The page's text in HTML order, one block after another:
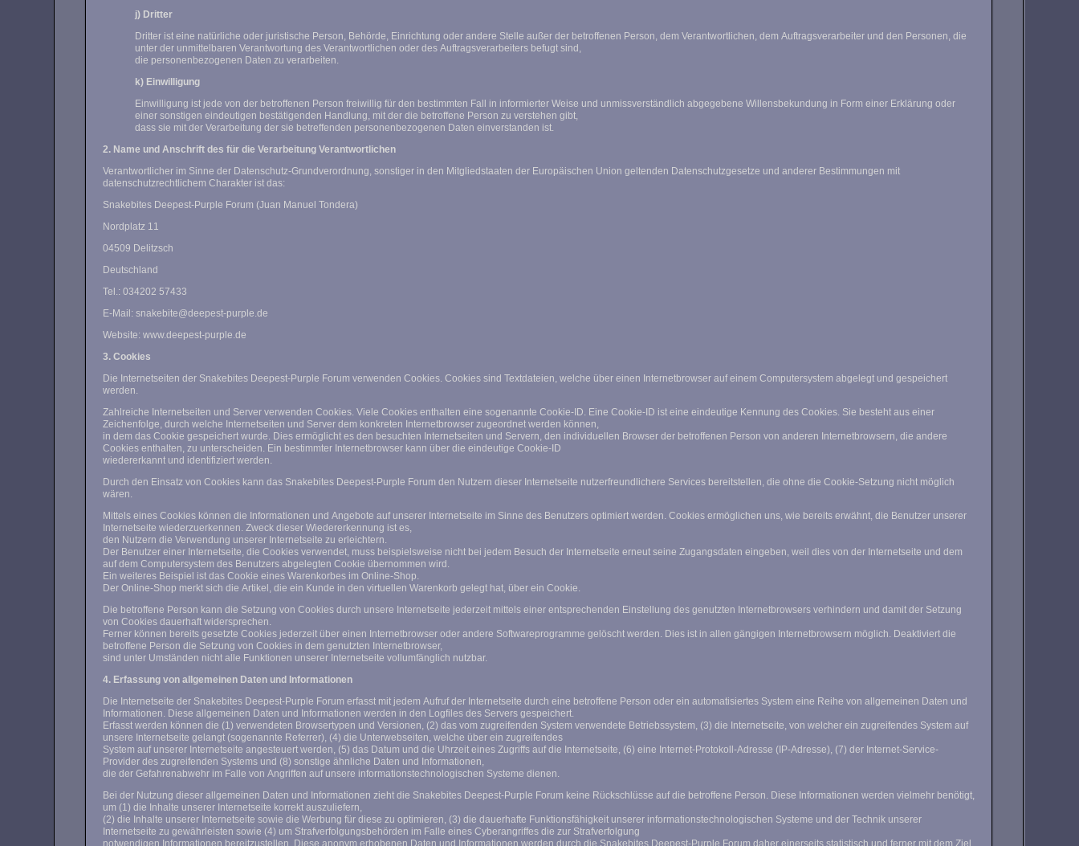
j) Dritter
Dritter ist eine natürliche oder juristische Person, Behörde, Einrichtung oder andere Stelle außer der betroffenen Person, dem Verantwortlichen, dem Auftragsverarbeiter und den Personen, die
unter der unmittelbaren Verantwortung des Verantwortlichen oder des Auftragsverarbeiters befugt sind,
die personenbezogenen Daten zu verarbeiten.
k) Einwilligung
Einwilligung ist jede von der betroffenen Person freiwillig für den bestimmten Fall in informierter Weise und unmissverständlich abgegebene Willensbekundung in Form einer Erklärung oder
einer sonstigen eindeutigen bestätigenden Handlung, mit der die betroffene Person zu verstehen gibt,
dass sie mit der Verarbeitung der sie betreffenden personenbezogenen Daten einverstanden ist.
2. Name und Anschrift des für die Verarbeitung Verantwortlichen
Verantwortlicher im Sinne der Datenschutz-Grundverordnung, sonstiger in den Mitgliedstaaten der Europäischen Union geltenden Datenschutzgesetze und anderer Bestimmungen mit
datenschutzrechtlichem Charakter ist das:
Snakebites Deepest-Purple Forum (Juan Manuel Tondera)
Nordplatz 11
04509 Delitzsch
Deutschland
Tel.: 034202 57433
E-Mail: snakebite@deepest-purple.de
Website: www.deepest-purple.de
3. Cookies
Die Internetseiten der Snakebites Deepest-Purple Forum verwenden Cookies. Cookies sind Textdateien, welche über einen Internetbrowser auf einem Computersystem abgelegt und gespeichert
werden.
Zahlreiche Internetseiten und Server verwenden Cookies. Viele Cookies enthalten eine sogenannte Cookie-ID. Eine Cookie-ID ist eine eindeutige Kennung des Cookies. Sie besteht aus einer
Zeichenfolge, durch welche Internetseiten und Server dem konkreten Internetbrowser zugeordnet werden können,
in dem das Cookie gespeichert wurde. Dies ermöglicht es den besuchten Internetseiten und Servern, den individuellen Browser der betroffenen Person von anderen Internetbrowsern, die andere
Cookies enthalten, zu unterscheiden. Ein bestimmter Internetbrowser kann über die eindeutige Cookie-ID
wiedererkannt und identifiziert werden.
Durch den Einsatz von Cookies kann das Snakebites Deepest-Purple Forum den Nutzern dieser Internetseite nutzerfreundlichere Services bereitstellen, die ohne die Cookie-Setzung nicht möglich
wären.
Mittels eines Cookies können die Informationen und Angebote auf unserer Internetseite im Sinne des Benutzers optimiert werden. Cookies ermöglichen uns, wie bereits erwähnt, die Benutzer unserer
Internetseite wiederzuerkennen. Zweck dieser Wiedererkennung ist es,
den Nutzern die Verwendung unserer Internetseite zu erleichtern.
Der Benutzer einer Internetseite, die Cookies verwendet, muss beispielsweise nicht bei jedem Besuch der Internetseite erneut seine Zugangsdaten eingeben, weil dies von der Internetseite und dem
auf dem Computersystem des Benutzers abgelegten Cookie übernommen wird.
Ein weiteres Beispiel ist das Cookie eines Warenkorbes im Online-Shop.
Der Online-Shop merkt sich die Artikel, die ein Kunde in den virtuellen Warenkorb gelegt hat, über ein Cookie.
Die betroffene Person kann die Setzung von Cookies durch unsere Internetseite jederzeit mittels einer entsprechenden Einstellung des genutzten Internetbrowsers verhindern und damit der Setzung
von Cookies dauerhaft widersprechen.
Ferner können bereits gesetzte Cookies jederzeit über einen Internetbrowser oder andere Softwareprogramme gelöscht werden. Dies ist in allen gängigen Internetbrowsern möglich. Deaktiviert die
betroffene Person die Setzung von Cookies in dem genutzten Internetbrowser,
sind unter Umständen nicht alle Funktionen unserer Internetseite vollumfänglich nutzbar.
4. Erfassung von allgemeinen Daten und Informationen
Die Internetseite der Snakebites Deepest-Purple Forum erfasst mit jedem Aufruf der Internetseite durch eine betroffene Person oder ein automatisiertes System eine Reihe von allgemeinen Daten und
Informationen. Diese allgemeinen Daten und Informationen werden in den Logfiles des Servers gespeichert.
Erfasst werden können die (1) verwendeten Browsertypen und Versionen, (2) das vom zugreifenden System verwendete Betriebssystem, (3) die Internetseite, von welcher ein zugreifendes System auf
unsere Internetseite gelangt (sogenannte Referrer), (4) die Unterwebseiten, welche über ein zugreifendes
System auf unserer Internetseite angesteuert werden, (5) das Datum und die Uhrzeit eines Zugriffs auf die Internetseite, (6) eine Internet-Protokoll-Adresse (IP-Adresse), (7) der Internet-Service-
Provider des zugreifenden Systems und (8) sonstige ähnliche Daten und Informationen,
die der Gefahrenabwehr im Falle von Angriffen auf unsere informationstechnologischen Systeme dienen.
Bei der Nutzung dieser allgemeinen Daten und Informationen zieht die Snakebites Deepest-Purple Forum keine Rückschlüsse auf die betroffene Person. Diese Informationen werden vielmehr benötigt,
um (1) die Inhalte unserer Internetseite korrekt auszuliefern,
(2) die Inhalte unserer Internetseite sowie die Werbung für diese zu optimieren, (3) die dauerhafte Funktionsfähigkeit unserer informationstechnologischen Systeme und der Technik unserer
Internetseite zu gewährleisten sowie (4) um Strafverfolgungsbehörden im Falle eines Cyberangriffes die zur Strafverfolgung
notwendigen Informationen bereitzustellen. Diese anonym erhobenen Daten und Informationen werden durch die Snakebites Deepest-Purple Forum daher einerseits statistisch und ferner mit dem Ziel